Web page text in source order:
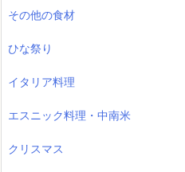
その他の食材
ひな祭り
イタリア料理
エスニック料理・中南米
クリスマス